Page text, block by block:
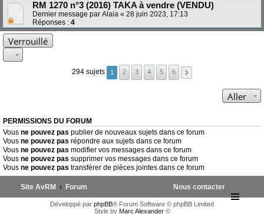
RM 1270 n°3 (2016) TAKA à vendre (VENDU)
Dernier message par Alaia « 28 juin 2023, 17:13
Réponses : 4
Verrouillé
294 sujets 1 2 3 4 5 6
Aller
PERMISSIONS DU FORUM
Vous ne pouvez pas publier de nouveaux sujets dans ce forum
Vous ne pouvez pas répondre aux sujets dans ce forum
Vous ne pouvez pas modifier vos messages dans ce forum
Vous ne pouvez pas supprimer vos messages dans ce forum
Vous ne pouvez pas transférer de pièces jointes dans ce forum
Site AvRM Forum Nous contacter
Développé par phpBB® Forum Software © phpBB Limited
Style by Marc Alexander©